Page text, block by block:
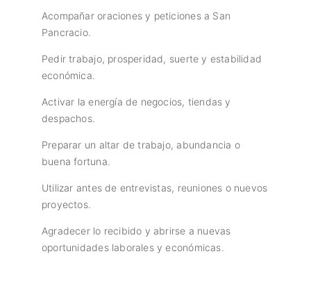
Acompañar oraciones y peticiones a San
Pancracio.
Pedir trabajo, prosperidad, suerte y estabilidad
económica.
Activar la energía de negocios, tiendas y
despachos.
Preparar un altar de trabajo, abundancia o
buena fortuna.
Utilizar antes de entrevistas, reuniones o nuevos
proyectos.
Agradecer lo recibido y abrirse a nuevas
oportunidades laborales y económicas.